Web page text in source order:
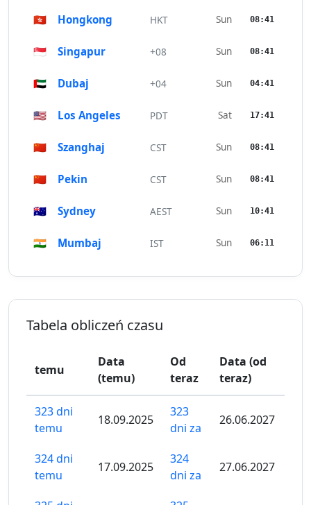
🇭🇰 Hongkong HKT Sun 08:41
🇸🇬 Singapur +08 Sun 08:41
🇦🇪 Dubaj +04 Sun 04:41
🇺🇸 Los Angeles PDT Sat 17:41
🇨🇳 Szanghaj CST Sun 08:41
🇨🇳 Pekin CST Sun 08:41
🇦🇺 Sydney AEST Sun 10:41
🇮🇳 Mumbaj IST Sun 06:11
Tabela obliczeń czasu
temu
Data
(temu)
Od
teraz
Data (od
teraz)
323 dni
temu
18.09.2025
323
dni za
26.06.2027
324 dni
temu
17.09.2025
324
dni za
27.06.2027